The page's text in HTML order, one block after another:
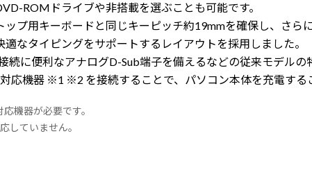
ROMドライブや非搭載を選ぶことも可能です。
プ用キーボードと同じキーピッチ約19mmを確保し、さら
なタイピングをサポートするレイアウトを採用しました。
続に便利なアナログD-Sub端子を備えるなどの従来モデル
応機器 ※1 ※2 を接続することで、パソコン本体を充電する
機器が必要です。
していません。